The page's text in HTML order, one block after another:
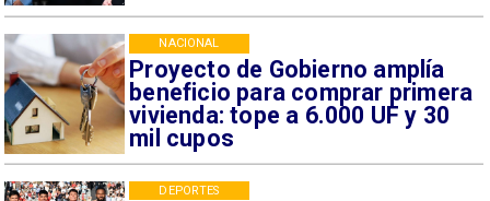
Proyecto de Gobierno amplía
beneficio para comprar primera
vivienda: tope a 6.000 UF y 30
mil cupos
NACIONAL
DEPORTES